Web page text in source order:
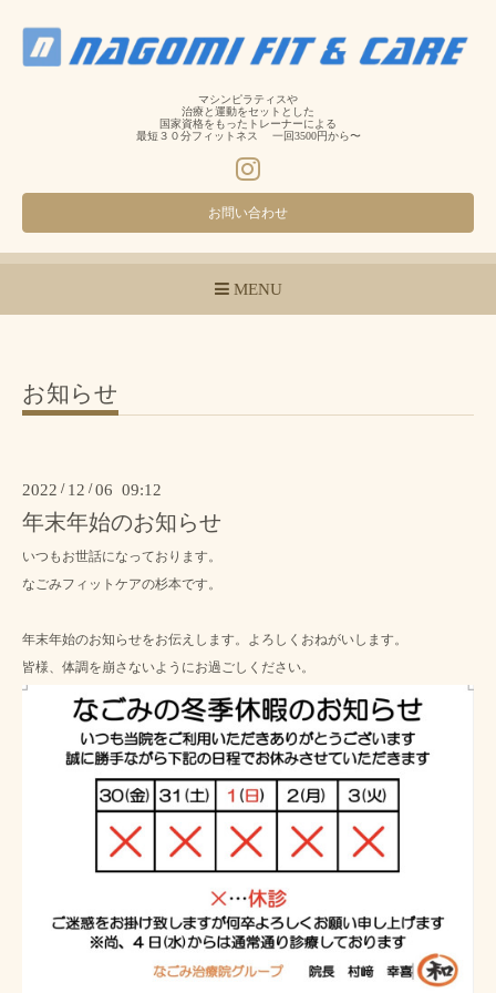
マシンピラティスや
治療と運動をセットとした
国家資格をもったトレーナーによる
最短３０分フィットネス 一回3500円から〜
お問い合わせ
MENU
お知らせ
2022 / 12 /06 09:12
年末年始のお知らせ
いつもお世話になっております。
なごみフィットケアの杉本です。
年末年始のお知らせをお伝えします。よろしくおねがいします。
皆様、体調を崩さないようにお過ごしください。